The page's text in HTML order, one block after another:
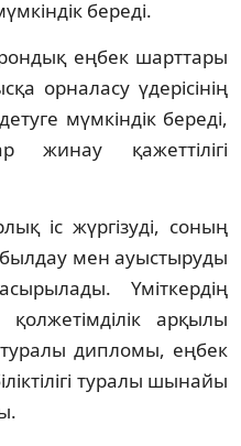
береді.
еңбек шарттары
орналасу үдерісінің
мүмкіндік береді,
жинау қажеттілігі
іс жүргізуді, соның
мен ауыстыруды
Үміткердің
арқылы
туралы дипломы, еңбек
туралы шынайы